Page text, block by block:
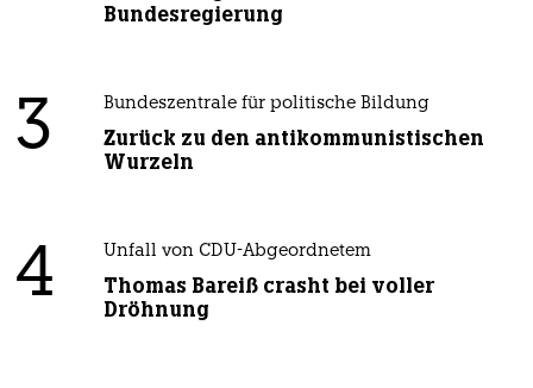
Bundesregierung
3 Bundeszentrale für politische Bildung
Zurück zu den antikommunistischen
Wurzeln
4 Unfall von CDU-Abgeordnetem
Thomas Bareiß crasht bei voller
Dröhnung